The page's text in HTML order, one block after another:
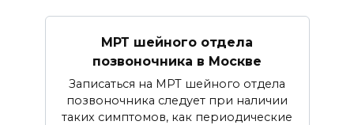
МРТ шейного отдела
позвоночника в Москве
Записаться на МРТ шейного отдела
позвоночника следует при наличии
таких симптомов, как периодические